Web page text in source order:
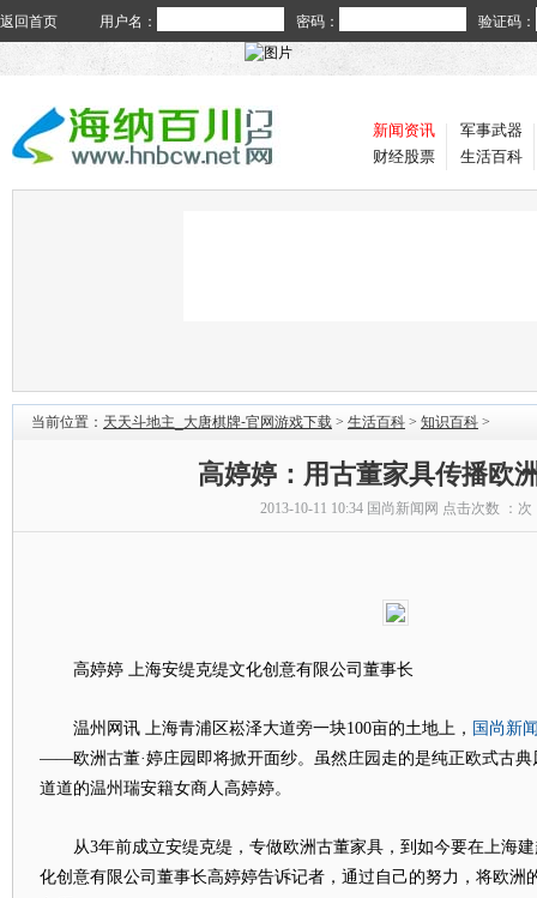
返回首页 用户名： 密码： 验证码：
新闻资讯
财经股票
军事武器
生活百科
当前位置： 天天斗地主_大唐棋牌-官网游戏下载 > 生活百科 > 知识百科 >
高婷婷：用古董家具传播欧
2013-10-11 10:34 国尚新闻网 点击次数 ： 次
高婷婷 上海安缇克缇文化创意有限公司董事长
温州网讯 上海青浦区崧泽大道旁一块100亩的土地上， 国尚新
——欧洲古董·婷庄园即将掀开面纱。虽然庄园走的是纯正欧式古典
道道的温州瑞安籍女商人高婷婷。
从3年前成立安缇克缇，专做欧洲古董家具，到如今要在上海建
化创意有限公司董事长高婷婷告诉记者，通过自己的努力，将欧洲